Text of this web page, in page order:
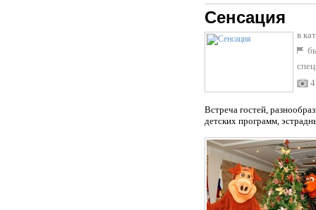
Сенсация
в
4
Встреча гостей,
детских программ,